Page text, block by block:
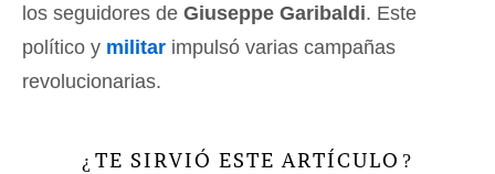
los seguidores de Giuseppe Garibaldi. Este
político y militar impulsó varias campañas
revolucionarias.
¿ TE SIRVIÓ ESTE ARTÍCULO ?